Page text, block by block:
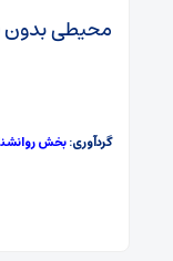
محیطی بدون
گردآوری:بخش